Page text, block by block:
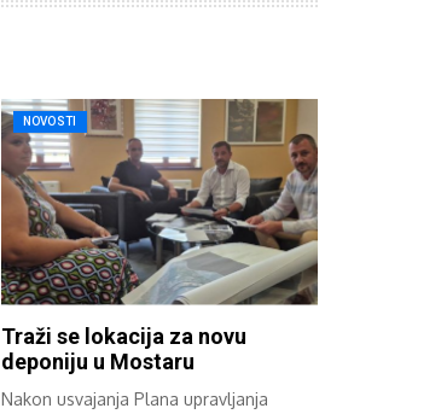
NOVOSTI
Traži se lokacija za novu
deponiju u Mostaru
Nakon usvajanja Plana upravljanja